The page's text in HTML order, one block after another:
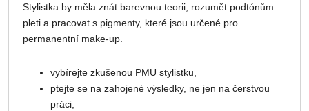
Stylistka by měla znát barevnou teorii, rozumět podtónům
pleti a pracovat s pigmenty, které jsou určené pro
permanentní make-up.
vybírejte zkušenou PMU stylistku,
ptejte se na zahojené výsledky, ne jen na čerstvou
práci,